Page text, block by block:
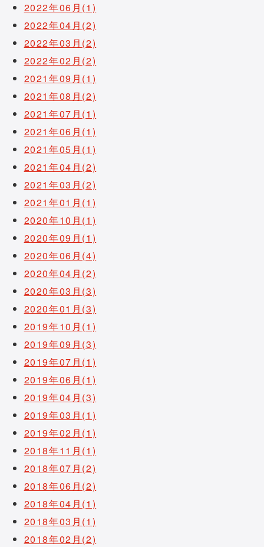
2022年06月(1)
2022年04月(2)
2022年03月(2)
2022年02月(2)
2021年09月(1)
2021年08月(2)
2021年07月(1)
2021年06月(1)
2021年05月(1)
2021年04月(2)
2021年03月(2)
2021年01月(1)
2020年10月(1)
2020年09月(1)
2020年06月(4)
2020年04月(2)
2020年03月(3)
2020年01月(3)
2019年10月(1)
2019年09月(3)
2019年07月(1)
2019年06月(1)
2019年04月(3)
2019年03月(1)
2019年02月(1)
2018年11月(1)
2018年07月(2)
2018年06月(2)
2018年04月(1)
2018年03月(1)
2018年02月(2)